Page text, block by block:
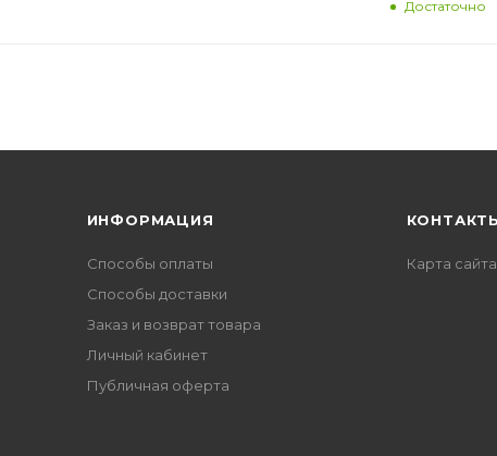
Достаточно
ИНФОРМАЦИЯ
Способы оплаты
Способы доставки
Заказ и возврат товара
Личный кабинет
Публичная оферта
Карта сайта